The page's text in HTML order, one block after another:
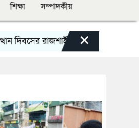
শিক্ষা সম্পাদকীয়
রাজশাহী মহানগর বিএনপির বিশাল
×